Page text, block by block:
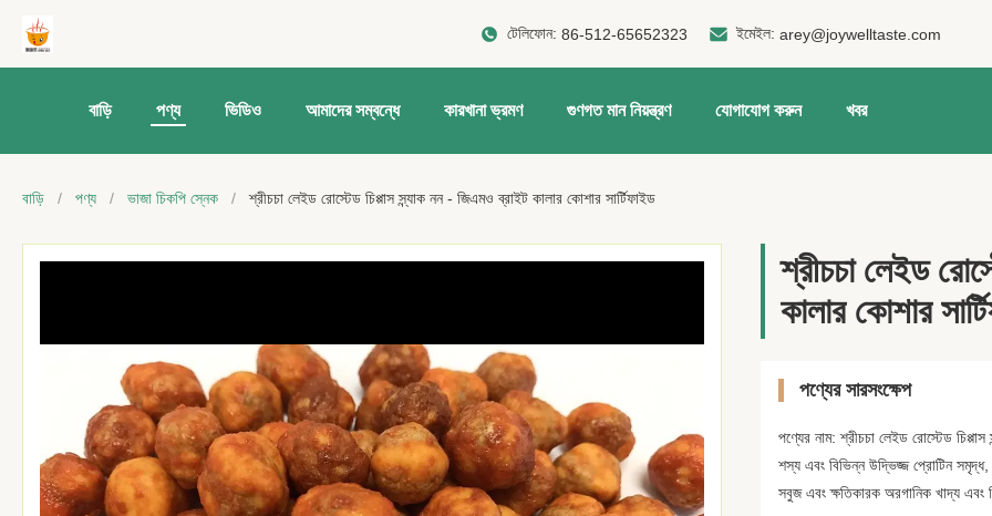
টেলিফোন:86-512-65652323 ইমেইল:arey@joywelltaste.com
বাড়ি পণ্য ভিডিও আমাদের সম্বন্ধে কারখানা ভ্রমণ গুণগত মান নিয়ন্ত্রণ যোগাযোগ করুন খবর
বাড়ি / পণ্য / ভাজা চিকপি স্নেক / শ্রীচচা লেইড রোস্টেড চিপ্পাস স্ন্যাক নন - জিএমও ব্রাইট কালার কোশার সার্টিফাইড
শ্রীচচা লেইড
কালার কোশার
পণ্যের সারসংক্ষেপ
পণ্যের নাম: শ্রীচচা লেইড রোস্টেড
শস্য এবং বিভিন্ন উদ্ভিজ্জ প্রোটিন
সবুজ এবং ক্ষতিকারক অরগানিক খাদ্য এবং